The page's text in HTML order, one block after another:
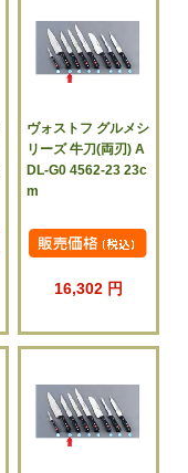
ヴォストフ グルメシ
リーズ 牛刀(両刃) A
DL-G0 4562-23 23c
m
16,302 円